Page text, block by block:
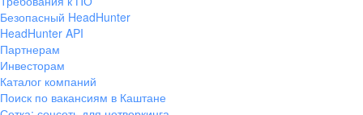
pr@ural.hh.ru
ул. Янковского, д. 169, 7 этаж,
706 каб.
+7 861 205-55-57
Безопасный HeadHunter
HeadHunter API
Партнерам
Инвесторам
Каталог компаний
Поиск по вакансиям в Каштане